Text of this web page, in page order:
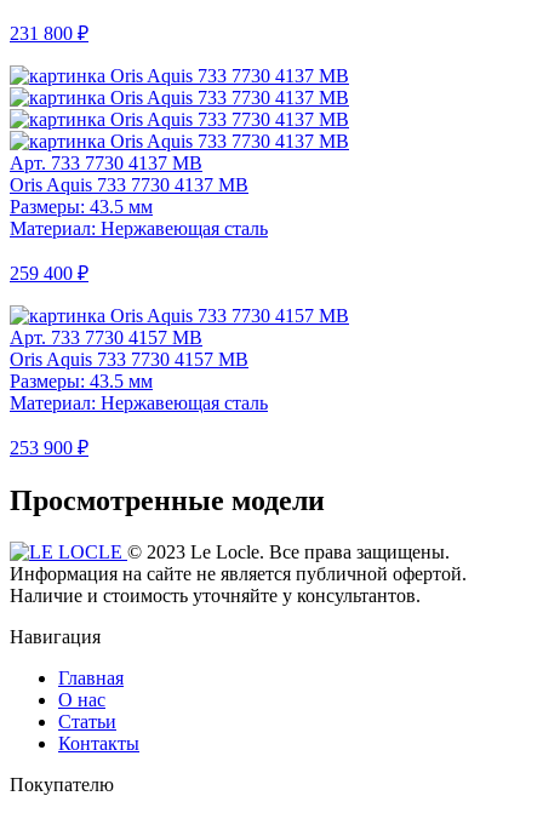
231 800 ₽
Арт. 733 7730 4137 MB
Oris Aquis 733 7730 4137 MB
Размеры: 43.5 мм
Материал: Нержавеющая сталь
259 400 ₽
Арт. 733 7730 4157 MB
Oris Aquis 733 7730 4157 MB
Размеры: 43.5 мм
Материал: Нержавеющая сталь
253 900 ₽
Просмотренные модели
© 2023 Le Locle. Все права защищены.
Информация на сайте не является публичной офертой.
Наличие и стоимость уточняйте у консультантов.
Навигация
Главная
О нас
Статьи
Контакты
Покупателю